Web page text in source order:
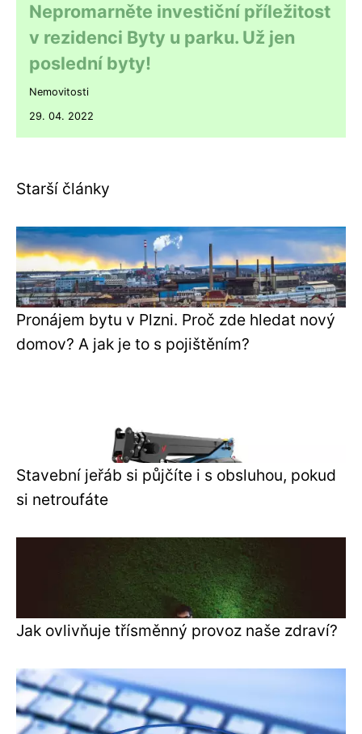
Nepromarněte investiční příležitost
v rezidenci Byty u parku. Už jen
poslední byty!
Nemovitosti
29. 04. 2022
Starší články
Pronájem bytu v Plzni. Proč zde hledat nový
domov? A jak je to s pojištěním?
Stavební jeřáb si půjčíte i s obsluhou, pokud
si netroufáte
Jak ovlivňuje třísměnný provoz naše zdraví?